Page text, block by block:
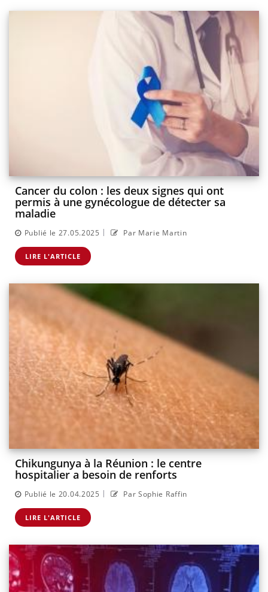
Cancer du colon : les deux signes qui ont
permis à une gynécologue de détecter sa
maladie
Publié le 27.05.2025 | Par Marie Martin
LIRE L'ARTICLE
Chikungunya à la Réunion : le centre
hospitalier a besoin de renforts
Publié le 20.04.2025 | Par Sophie Raffin
LIRE L'ARTICLE